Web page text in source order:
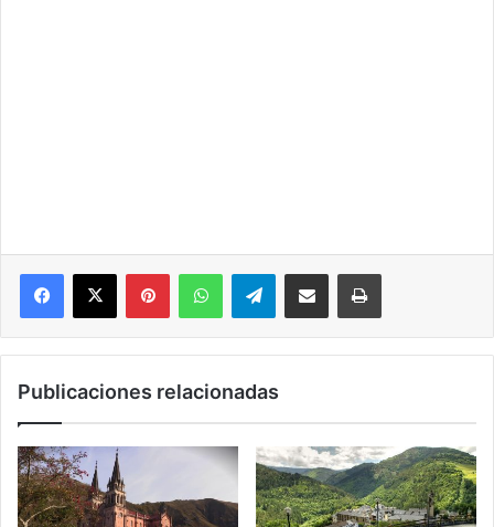
PinterestWhatsAppTelegramCompartir por correo electrónicoImprimir
Publicaciones relacionadas